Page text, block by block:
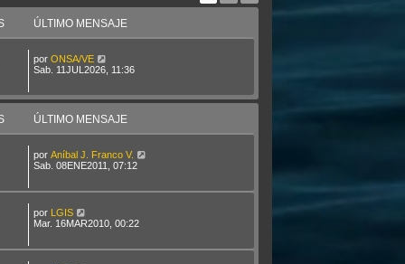
ÚLTIMO MENSAJE
por ONSA/VE
Sab. 11JUL2026, 11:36
ÚLTIMO MENSAJE
por Aníbal J. Franco V.
Sab. 08ENE2011, 07:12
por LGIS
Mar. 16MAR2010, 00:22